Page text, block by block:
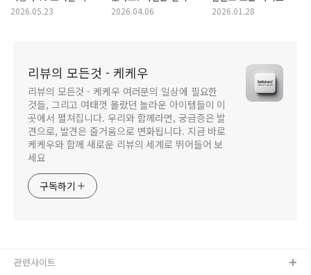
알아야 할 것 — 전국
2026.05.23
다릅니다｜달착륙 진짜
2026.04.06 2026.01.28
리뷰의 모든것 - 케케우
리뷰의 모든것 - 케케우 여러분의 일상에 필요한
것들, 그리고 여태껏 몰랐던 놀라운 아이템들이 이
곳에서 펼쳐집니다. 우리와 함께라면, 궁금증은 발
견으로, 발견은 즐거움으로 변화됩니다. 지금 바로
케케우와 함께 새로운 리뷰의 세계로 뛰어들어 보
세요
구독하기
관련사이트